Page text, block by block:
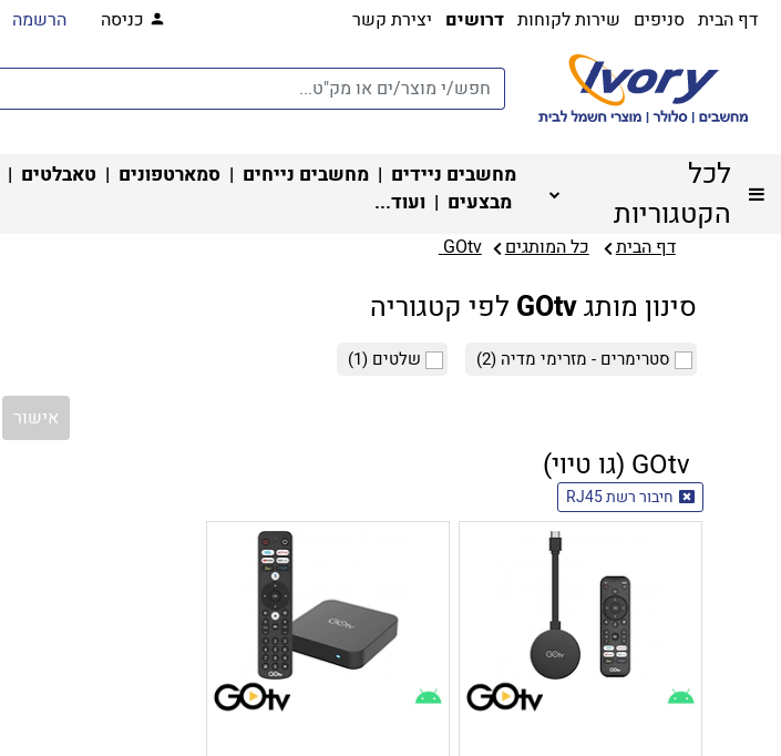
דף הבית סניפים שירות לקוחות דרושים יצירת קשר כניסה הרשמה
לכל
הקטגוריות
מחשבים ניידים | מחשבים נייחים | סמארטפונים | טאבלטים |
מבצעים | ועוד...
דף הבית כל המותגים GOtv
סינון מותגGOtv לפי קטגוריה
סטרימרים - מזרימי מדיה (2) שלטים (1)
אישור
GOtv (גו טיוי)
חיבור רשת RJ45